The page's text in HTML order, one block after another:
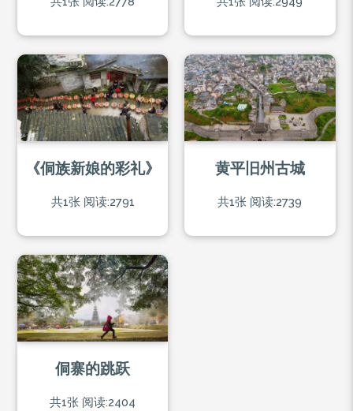
《侗族新娘的彩礼》
共1张 阅读:2791
黄平旧州古城
共1张 阅读:2739
侗寨的跳跃
共1张 阅读:2404